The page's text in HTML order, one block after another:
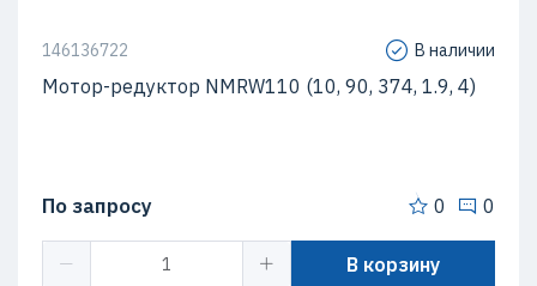
146136722 В наличии
Мотор-редуктор NMRW110 (10, 90, 374, 1.9, 4)
По запросу 0 0
В корзину